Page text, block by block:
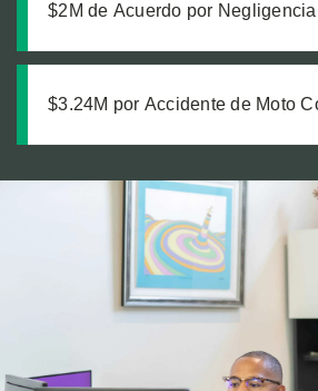
$2M de Acuerdo por
$3.24M por Accidente de Moto